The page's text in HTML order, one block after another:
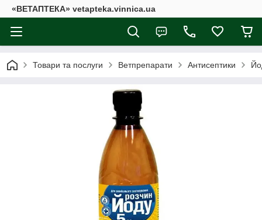
«ВЕТАПТЕКА» vetapteka.vinnica.ua
Товари та послуги Ветпрепарати Антисептики